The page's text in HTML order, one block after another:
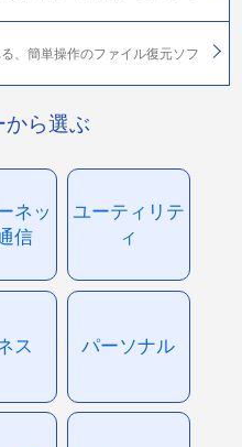
、簡単操作のファイル復元ソフ
から選ぶ
ネッ
信
ユーティリテ
ィ
ス パーソナル